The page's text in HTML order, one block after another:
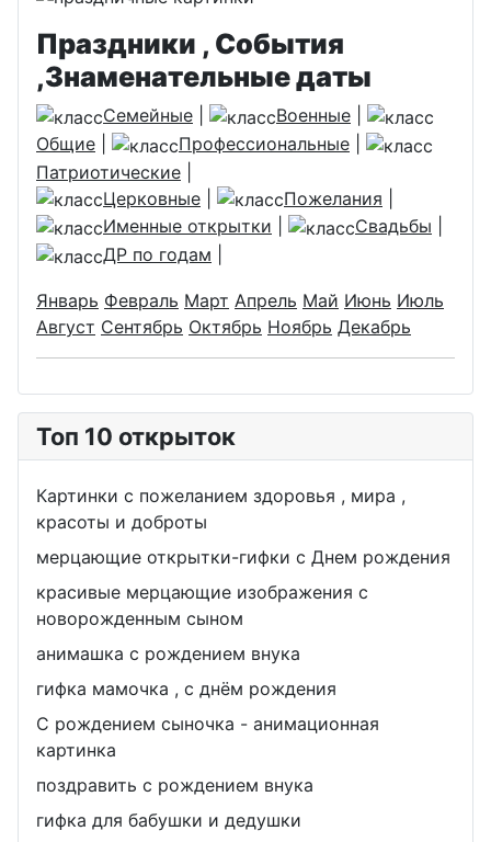
Праздники , События
,Знаменательные даты
Семейные Военные
Общие
Профессиональные
Патриотические
Церковные
Пожелания
Именные открытки
Свадьбы
ДР по годам
Январь Февраль Март Апрель Май Июнь Июль
Август Сентябрь Октябрь Ноябрь Декабрь
Топ 10 открыток
Картинки с пожеланием здоровья , мира ,
красоты и доброты
мерцающие открытки-гифки с Днем рождения
красивые мерцающие изображения с
новорожденным сыном
анимашка с рождением внука
гифка мамочка , с днём рождения
С рождением сыночка - анимационная
картинка
поздравить с рождением внука
гифка для бабушки и дедушки